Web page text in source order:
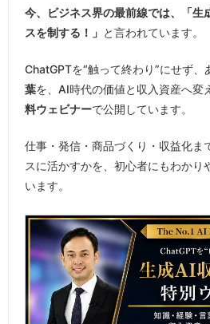
今、ビジネス界の最前線では、「生
スを制する！」 と言われています。
ChatGPTを“触って終わり”にせず、
葉を、AI時代の価値と収入資産へ変
料ウェビナーで公開しています。
仕事・発信・商品づくり・収益化ま
スに活かすかを、初心者にもわかり
います。